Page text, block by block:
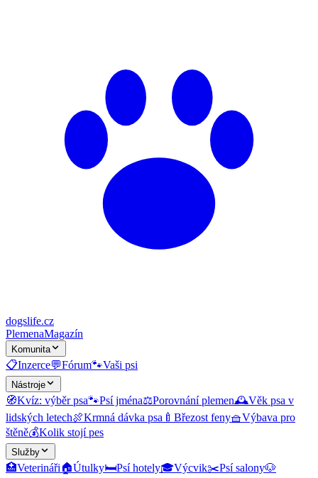
dogslife.cz
PlemenaMagazín
Komunita
📋Inzerce💬Fórum🐾Vaši psi
Nástroje
🧭Kvíz: výběr psa🐾Psí jména⚖️Porovnání plemen🕰️Věk psa v
lidských letech🍖Krmná dávka psa 🍼 Březost feny🧺Výbava pro
štěně💰Kolik stojí pes
Služby
🏥Veterináři🏠Útulky🛏️Psí hotely🎓Výcvik✂️Psí salony🐶